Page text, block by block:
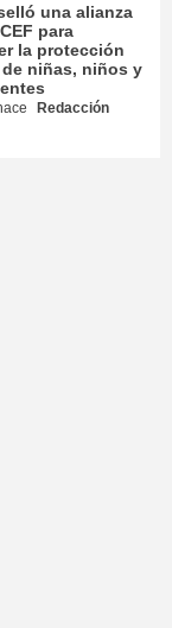
una alianza
para
la protección
niñas, niños y
Redacción